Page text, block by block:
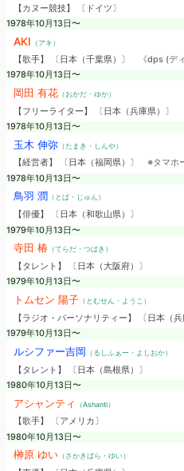
【カヌー競技】 〔ドイツ〕
1978年10月13日〜
AKI （アキ）
【歌手】 〔日本（千葉県）〕
《dps (デ
1978年10月13日〜
岡田 有花（おかだ・ゆか）
【フリーライター】 〔日本（兵庫県）〕
1978年10月13日〜
玉木 伸弥（たまき・しんや）
【経営者】 〔日本（福岡県）〕 ※タマホ
1978年10月13日〜
鳥羽 潤 （とば・じゅん）
【俳優】 〔日本（和歌山県）〕
1979年10月13日〜
寺田 椿（てらだ・つばき）
【タレント】 〔日本（大阪府）〕
1979年10月13日〜
トムセン 陽子（とむせん・ようこ）
【ラジオ・パーソナリティー】 〔日本（兵
1979年10月13日〜
ルシファー吉岡 （るしふぁー・よしおか）
【タレント】 〔日本（島根県）〕
1980年10月13日〜
アシャンティ （Ashanti）
【歌手】 〔アメリカ〕
1980年10月13日〜
榊原 ゆい（さかきばら・ゆい）